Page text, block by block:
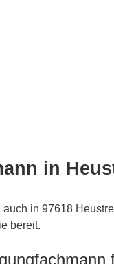
in
auch in 97618
bereit.